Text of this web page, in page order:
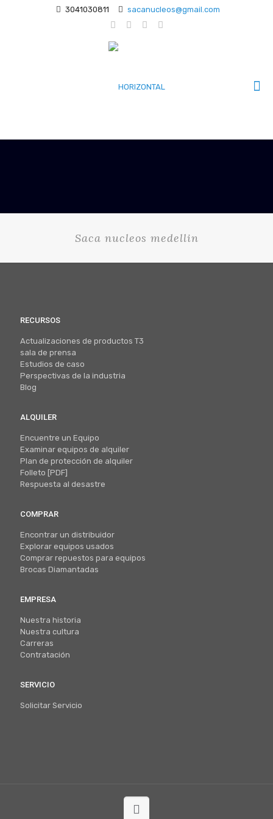
3041030811 sacanucleos@gmail.com
Saca nucleos medellin
RECURSOS
Actualizaciones de productos T3
sala de prensa
Estudios de caso
Perspectivas de la industria
Blog
ALQUILER
Encuentre un Equipo
Examinar equipos de alquiler
Plan de protección de alquiler
Folleto [PDF]
Respuesta al desastre
COMPRAR
Encontrar un distribuidor
Explorar equipos usados
Comprar repuestos para equipos
Brocas Diamantadas
EMPRESA
Nuestra historia
Nuestra cultura
Carreras
Contratación
SERVICIO
Solicitar Servicio